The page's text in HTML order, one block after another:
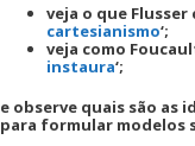
veja o que Flusser
cartesianismo‘;
veja como
instaura‘;
e observe quais são as
para formular modelos